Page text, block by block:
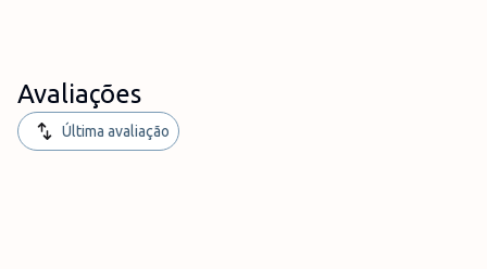
Avaliações
Última avaliação